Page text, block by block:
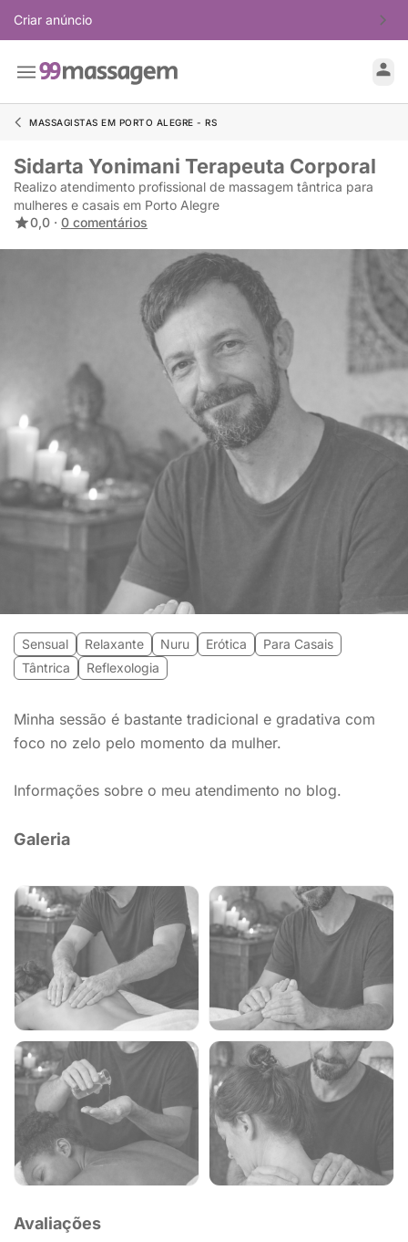
Criar anúncio
MASSAGISTAS EM PORTO ALEGRE - RS
Sidarta Yonimani Terapeuta Corporal
Realizo atendimento profissional de massagem tântrica para
mulheres e casais em Porto Alegre
0,0 · 0 comentários
Sensual Relaxante Nuru Erótica
Para Casais
Tântrica
Reflexologia
Minha sessão é bastante tradicional e gradativa com
foco no zelo pelo momento da mulher.
Informações sobre o meu atendimento no blog.
Galeria
Avaliações